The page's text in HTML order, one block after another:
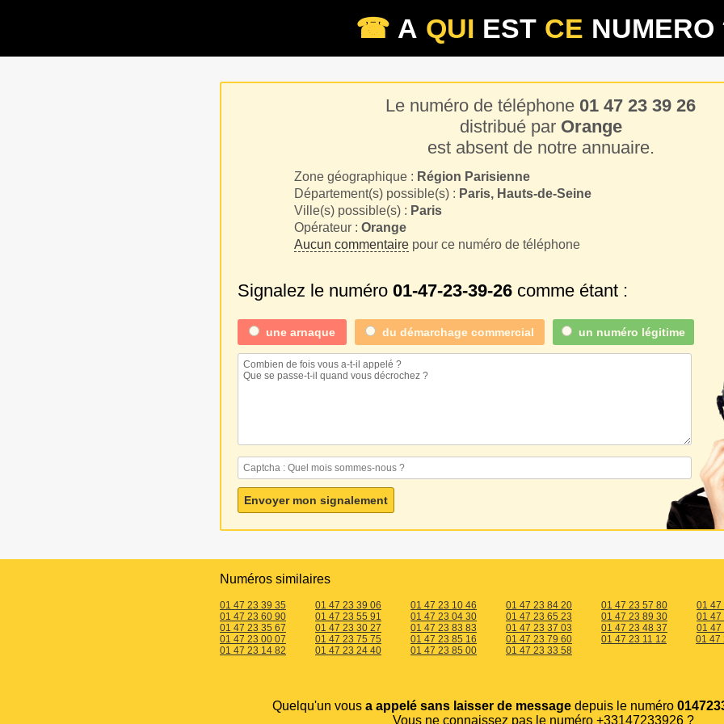
☎ A QUI EST CE NUMERO
Le numéro de téléphone 01 47 23 39 26
distribué par Orange
est absent de notre annuaire.
Zone géographique : Région Parisienne
Département(s) possible(s) : Paris, Hauts-de-Seine
Ville(s) possible(s) : Paris
Opérateur : Orange
Aucun commentairepour ce numéro de téléphone
Signalez le numéro 01-47-23-39-26 comme étant :
une arnaque du démarchage commercial un numéro légitime
Numéros similaires
01 47 23 39 35 01 47 23 39 06 01 47 23 10 46 01 47 23 84 20 01 47 23 57 80
01 47
01 47 23 60 90
01 47 23 55 91 01 47 23 04 30 01 47 23 65 23 01 47 23 89 30
01 47
01 47 23 35 67
01 47 23 30 27 01 47 23 83 83 01 47 23 37 03 01 47 23 48 37
01 47
01 47 23 00 07
01 47 23 75 75 01 47 23 85 16 01 47 23 79 60 01 47 23 11 12
01 47
01 47 23 14 82
01 47 23 24 40 01 47 23 85 00 01 47 23 33 58
Quelqu'un vous a appelé sans laisser de message depuis le numéro
Vous ne connaissez pas le numéro +33147233926 ?